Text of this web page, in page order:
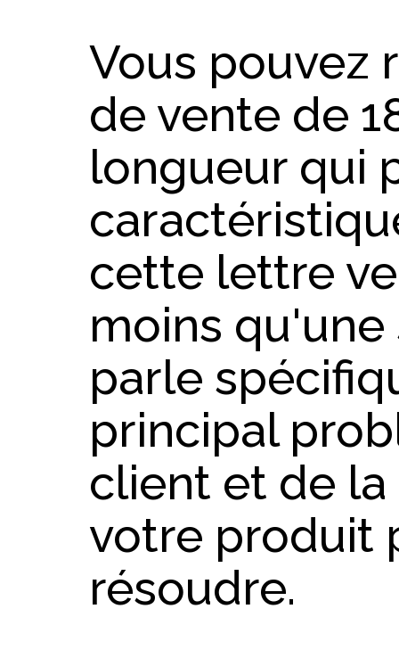
Vous pouvez
de vente de
longueur qui
cette lettre
moins
parle
principal
client et de
votre produit
résoudre.